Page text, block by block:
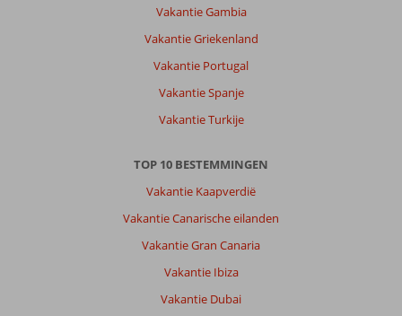
Vakantie Gambia
Vakantie Griekenland
Vakantie Portugal
Vakantie Spanje
Vakantie Turkije
TOP 10 BESTEMMINGEN
Vakantie Kaapverdië
Vakantie Canarische eilanden
Vakantie Gran Canaria
Vakantie Ibiza
Vakantie Dubai